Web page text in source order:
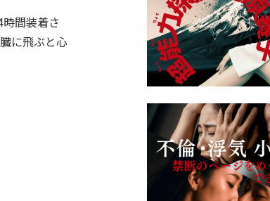
間装着さ
に飛ぶと心